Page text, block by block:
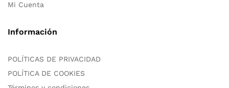
Mi Cuenta
Información
POLÍTICAS DE PRIVACIDAD
POLÍTICA DE COOKIES